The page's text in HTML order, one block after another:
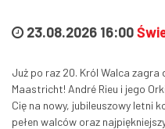
23.08.2026 16:00
Już po raz 20. Król Walca
Maastricht! André Rieu i jego
Cię na nowy, jubileuszowy letni
pełen walców oraz